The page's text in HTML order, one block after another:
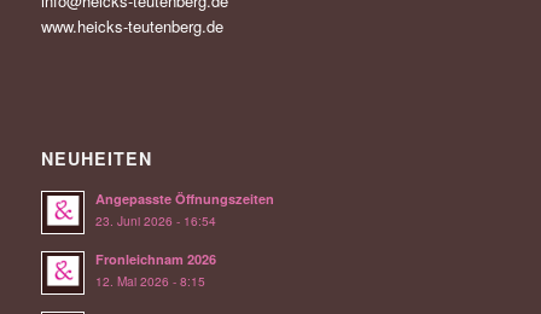
www.heicks-teutenberg.de
NEUHEITEN
Angepasste Öffnungszeiten
23. Juni 2026 - 16:54
Fronleichnam 2026
12. Mai 2026 - 8:15